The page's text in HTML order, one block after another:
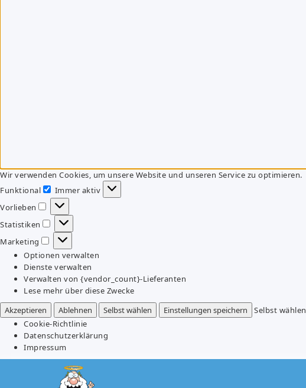
Wir verwenden Cookies, um unsere Website und unseren Service zu optimieren.
Funktional
Funktional
Immer aktiv
Vorlieben
Vorlieben
Statistiken
Statistiken
Marketing
Marketing
Optionen verwalten
Dienste verwalten
Verwalten von {vendor_count}-Lieferanten
Lese mehr über diese Zwecke
Akzeptieren
Ablehnen Selbst wählen Einstellungen speichern
Selbst wählen
Cookie-Richtlinie
Datenschutzerklärung
Impressum